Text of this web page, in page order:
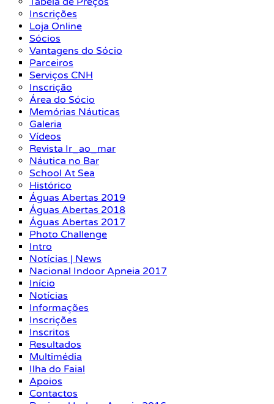
Inscrições
Loja Online
Sócios
Vantagens do Sócio
Parceiros
Serviços CNH
Inscrição
Área do Sócio
Memórias Náuticas
Galeria
Vídeos
Revista Ir_ao_mar
Náutica no Bar
School At Sea
Histórico
Águas Abertas 2019
Águas Abertas 2018
Águas Abertas 2017
Photo Challenge
Intro
Notícias | News
Nacional Indoor Apneia 2017
Início
Notícias
Informações
Inscrições
Inscritos
Resultados
Multimédia
Ilha do Faial
Apoios
Contactos